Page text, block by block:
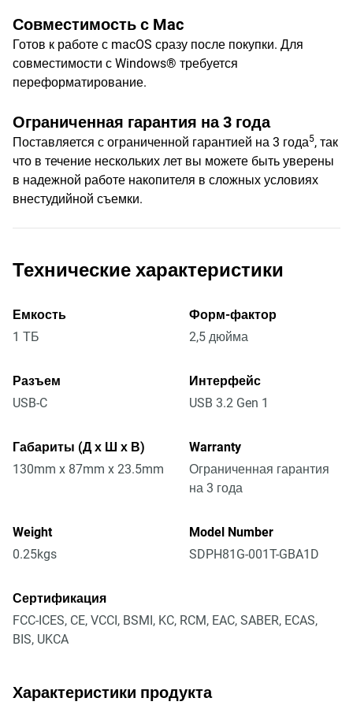
Совместимость с Mac
Готов к работе с macOS сразу после покупки. Для
совместимости с Windows® требуется
переформатирование.
Ограниченная гарантия на 3 года
Поставляется с ограниченной гарантией на 3 года5, так
что в течение нескольких лет вы можете быть уверены
в надежной работе накопителя в сложных условиях
внестудийной съемки.
Технические характеристики
Емкость
1 ТБ
Форм-фактор
2,5 дюйма
Разъем
USB-C
Интерфейс
USB 3.2 Gen 1
Габариты (Д х Ш х В)
130mm x 87mm x 23.5mm
Warranty
Ограниченная гарантия
на 3 года
Weight
0.25kgs
Model Number
SDPH81G-001T-GBA1D
Сертификация
FCC-ICES, CE, VCCI, BSMI, KC, RCM, EAC, SABER, ECAS,
BIS, UKCA
Характеристики продукта